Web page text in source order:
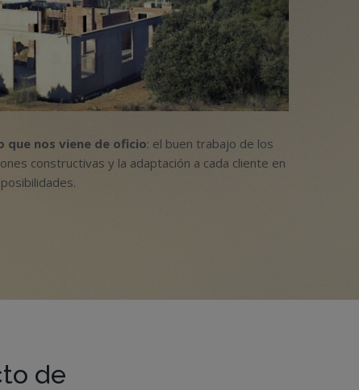
que nos viene de oficio: el buen trabajo de los
constructivas y la adaptación a cada cliente en
de